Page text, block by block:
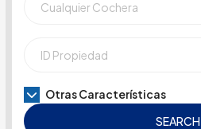
Otras Características
SEARCH